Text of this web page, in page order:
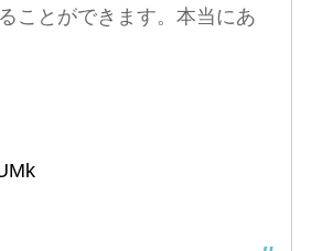
ことができます。本当にあ